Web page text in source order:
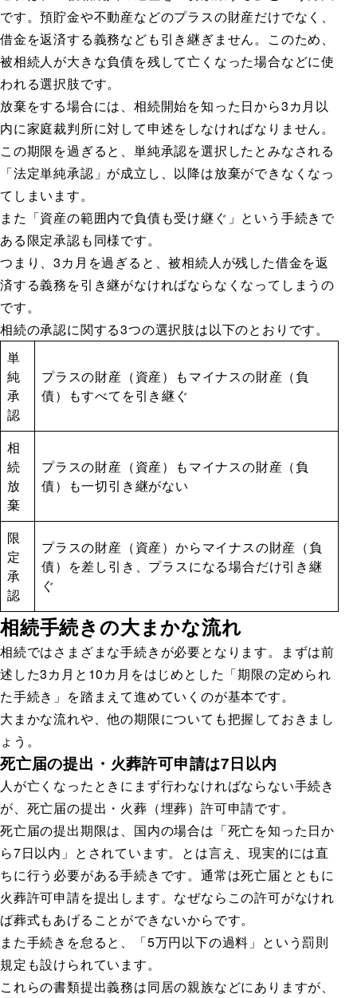
です。預貯金や不動産などのプラスの財産だけでなく、
借金を返済する義務なども引き継ぎません。このため、
被相続人が大きな負債を残して亡くなった場合などに使
われる選択肢です。
放棄をする場合には、相続開始を知った日から3カ月以
内に家庭裁判所に対して申述をしなければなりません。
この期限を過ぎると、単純承認を選択したとみなされる
「法定単純承認」が成立し、以降は放棄ができなくなっ
てしまいます。
また「資産の範囲内で負債も受け継ぐ」という手続きで
ある限定承認も同様です。
つまり、3カ月を過ぎると、被相続人が残した借金を返
済する義務を引き継がなければならなくなってしまうの
です。
相続の承認に関する3つの選択肢は以下のとおりです。
単
純
承
認
プラスの財産（資産）もマイナスの財産（負
債）もすべてを引き継ぐ
相
続
放
棄
プラスの財産（資産）もマイナスの財産（負
債）も一切引き継がない
限
定
承
認
プラスの財産（資産）からマイナスの財産（負
債）を差し引き、プラスになる場合だけ引き継
ぐ
相続手続きの大まかな流れ
相続ではさまざまな手続きが必要となります。まずは前
述した3カ月と10カ月をはじめとした「期限の定められ
た手続き」を踏まえて進めていくのが基本です。
大まかな流れや、他の期限についても把握しておきまし
ょう。
死亡届の提出・火葬許可申請は7日以内
人が亡くなったときにまず行わなければならない手続き
が、死亡届の提出・火葬（埋葬）許可申請です。
死亡届の提出期限は、国内の場合は「死亡を知った日か
ら7日以内」とされています。とは言え、現実的には直
ちに行う必要がある手続きです。通常は死亡届とともに
火葬許可申請を提出します。なぜならこの許可がなけれ
ば葬式もあげることができないからです。
また手続きを怠ると、「5万円以下の過料」という罰則
規定も設けられています。
これらの書類提出義務は同居の親族などにありますが、